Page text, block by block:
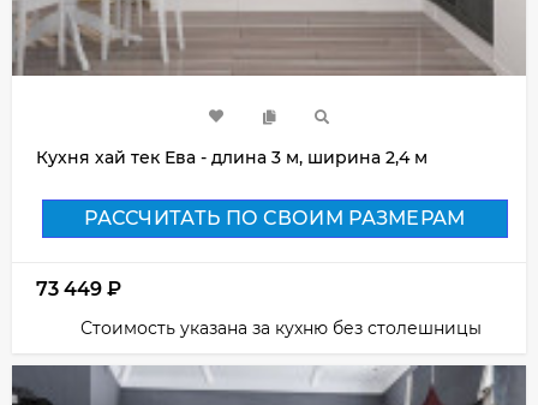
Кухня хай тек Ева - длина 3 м, ширина 2,4 м
РАССЧИТАТЬ ПО СВОИМ РАЗМЕРАМ
73 449 ₽
Стоимость указана за кухню без столешницы